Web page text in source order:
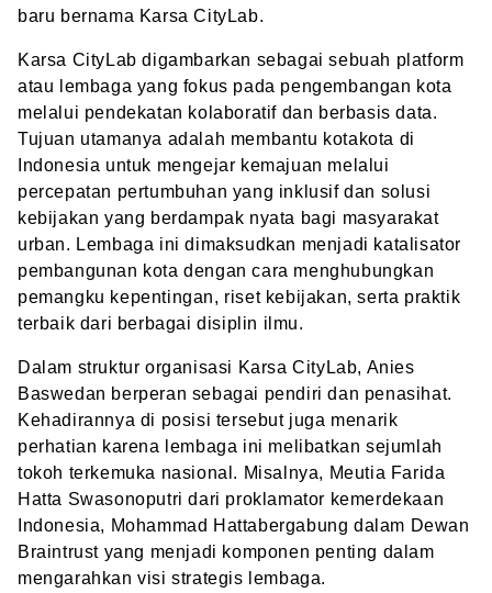
baru bernama Karsa CityLab.
Karsa CityLab digambarkan sebagai sebuah platform
atau lembaga yang fokus pada pengembangan kota
melalui pendekatan kolaboratif dan berbasis data.
Tujuan utamanya adalah membantu kotakota di
Indonesia untuk mengejar kemajuan melalui
percepatan pertumbuhan yang inklusif dan solusi
kebijakan yang berdampak nyata bagi masyarakat
urban. Lembaga ini dimaksudkan menjadi katalisator
pembangunan kota dengan cara menghubungkan
pemangku kepentingan, riset kebijakan, serta praktik
terbaik dari berbagai disiplin ilmu.
Dalam struktur organisasi Karsa CityLab, Anies
Baswedan berperan sebagai pendiri dan penasihat.
Kehadirannya di posisi tersebut juga menarik
perhatian karena lembaga ini melibatkan sejumlah
tokoh terkemuka nasional. Misalnya, Meutia Farida
Hatta Swasonoputri dari proklamator kemerdekaan
Indonesia, Mohammad Hattabergabung dalam Dewan
Braintrust yang menjadi komponen penting dalam
mengarahkan visi strategis lembaga.